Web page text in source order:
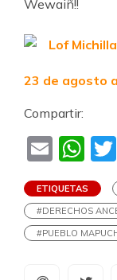
Wewaiñ!!
Lof
23 de agosto
Compartir:
Email
ETIQUETAS
#DERECHOS
#PUEBLO